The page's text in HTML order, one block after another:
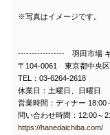
※写真はイメージです。
----------------- 羽田市場
〒104-0061 東京都中央
TEL：03-6264-2618
休業日：土曜日、日曜日
営業時間：ディナー 18:00
問い合わせ時間：12:00～
https://hanedaichiba.com/